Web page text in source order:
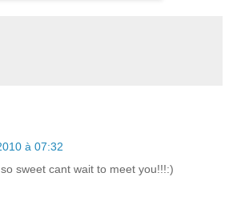
à 07:32
sweet cant wait to meet you!!!:)